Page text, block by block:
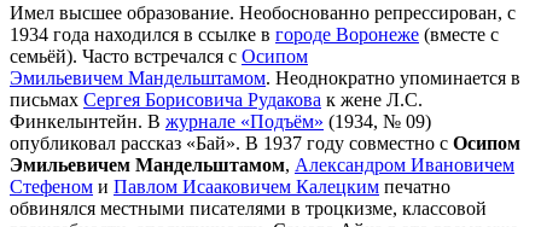
Имел высшее образование. Необоснованно репрессирован, с
1934 года находился в ссылке в городе Воронеже (вместе с
семьёй). Часто встречался с Осипом
Эмильевичем Мандельштамом. Неоднократно упоминается в
письмах Сергея Борисовича Рудакова к жене Л.С.
Финкелынтейн. В журнале «Подъём» (1934, № 09)
опубликовал рассказ «Бай». В 1937 году совместно с Осипом
Эмильевичем Мандельштамом, Александром Ивановичем
Стефеном и Павлом Исааковичем Калецким печатно
обвинялся местными писателями в троцкизме, классовой